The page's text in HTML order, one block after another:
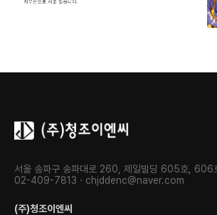
서울 송파구 송파대로 260, 제일빌딩 605호, 606
02-409-7813 · chjddenc@naver.com
(주)청조이엔씨